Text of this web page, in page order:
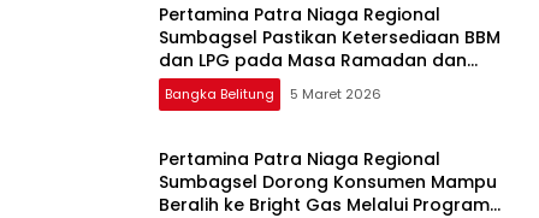
Pertamina Patra Niaga Regional
Sumbagsel Pastikan Ketersediaan BBM
dan LPG pada Masa Ramadan dan
Menjelang Idulfitri
Bangka Belitung 5 Maret 2026
Pertamina Patra Niaga Regional
Sumbagsel Dorong Konsumen Mampu
Beralih ke Bright Gas Melalui Program